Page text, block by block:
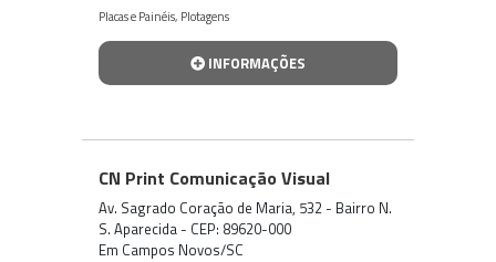
Placas e Painéis, Plotagens
INFORMAÇÕES
CN Print Comunicação Visual
Av. Sagrado Coração de Maria, 532 - Bairro N.
S. Aparecida - CEP: 89620-000
Em Campos Novos/SC